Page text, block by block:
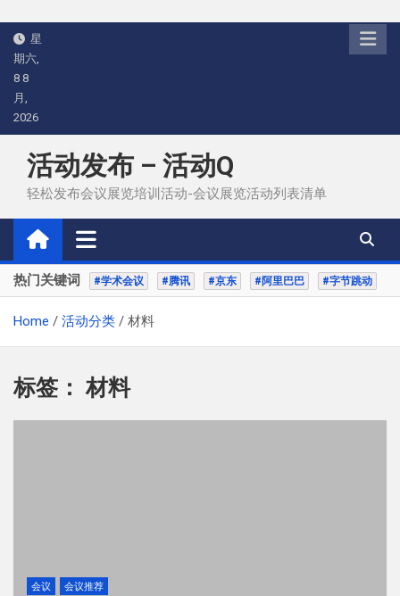
Skip
content
星
期六,
8 8
月,
2026
活动发布 – 活动Q
轻松发布会议展览培训活动-会议展览活动列表清单
热门关键词 #学术会议 #腾讯 #京东 #阿里巴巴 #字节跳动
Home 活动分类 材料
标签：材料
会议 会议推荐